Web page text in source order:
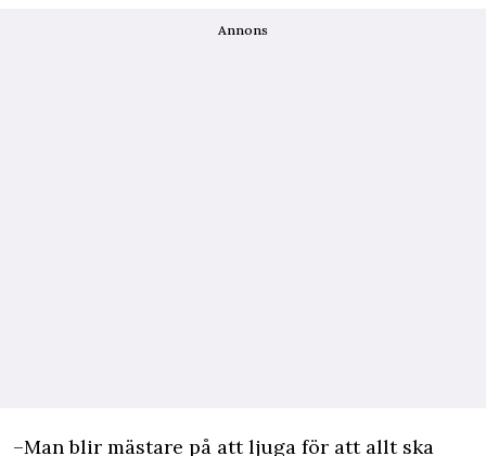
Annons
–Man blir mästare på att ljuga för att allt ska